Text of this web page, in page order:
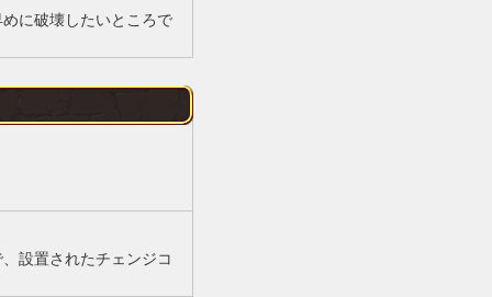
に破壊したいところで
設置されたチェンジコ